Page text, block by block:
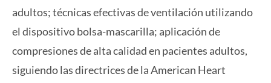
adultos; técnicas efectivas de ventilación utilizando
el dispositivo bolsa-mascarilla; aplicación de
compresiones de alta calidad en pacientes adultos,
siguiendo las directrices de la American Heart